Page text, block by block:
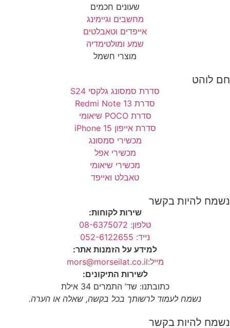
שעונים חכמים
מחשבים וגיימינג
אייפדים וטאבלטים
שמע ומולטימדיה
מוצרי חשמל
חם לוהט
סדרת סמסונג גלקסי S24
סדרת Redmi Note 13
סדרת POCO שיאומי
סדרת אייפון 15 iPhone
מכשירי סמסונג
מכשירי אפל
מכשירי שיאומי
טאבלט ואייפד
נשמח להיות בקשר
שירות לקוחות:
טלפון: 08-6375072
נייד: 052-6122655
למידע על הזמנות אתר:
מייל:mors@morseilat.co.il
לשירות התיקונים:
כתובתנו: שד’ התמרים 34 אילת
נשמח לעמוד לרשותך בכל בקשה, שאלה או הערה.
נשמח להיות בקשר